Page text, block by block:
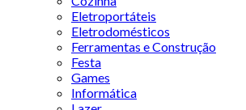
Eletroportáteis
Eletrodomésticos
Ferramentas e Construção
Festa
Games
Informática